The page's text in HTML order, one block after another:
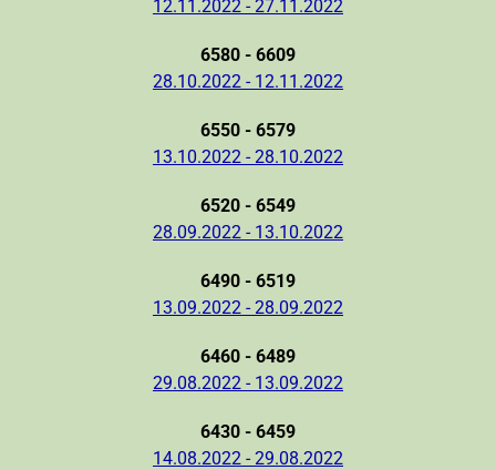
12.11.2022 - 27.11.2022
6580 - 6609
28.10.2022 - 12.11.2022
6550 - 6579
13.10.2022 - 28.10.2022
6520 - 6549
28.09.2022 - 13.10.2022
6490 - 6519
13.09.2022 - 28.09.2022
6460 - 6489
29.08.2022 - 13.09.2022
6430 - 6459
14.08.2022 - 29.08.2022